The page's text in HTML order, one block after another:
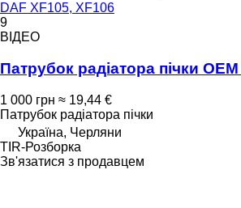
DAF XF105, XF106
9
ВІДЕО
Патрубок радіатора пічки
1 000 грн ≈ 19,44 €
Патрубок радіатора пічки
Україна, Черляни
TIR-Розборка
Зв'язатися з продавцем